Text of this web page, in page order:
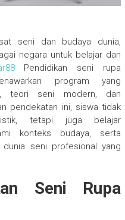
seni dan budaya dunia,
negara untuk belajar dan
Pendidikan seni rupa
program yang
teori seni modern, dan
pendekatan ini, siswa tidak
tetapi juga belajar
konteks budaya, serta
seni profesional yang
Seni Rupa